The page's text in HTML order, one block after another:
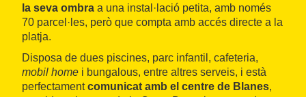
la seva ombra a una instal·lació petita, amb només
70 parcel·les, però que compta amb accés directe a la
platja.
Disposa de dues piscines, parc infantil, cafeteria,
mobil home i bungalous, entre altres serveis, i està
perfectamentcomunicat amb el centre de Blanes,